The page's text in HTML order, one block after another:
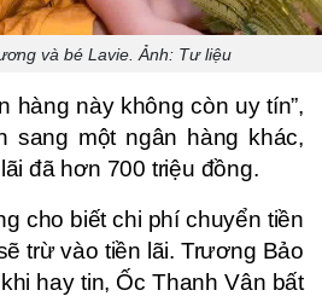
và bé Lavie. Ảnh: Tư liệu
hàng này không còn uy tín”,
sang một ngân hàng khác,
đã hơn 700 triệu đồng.
cho biết chi phí chuyển tiền
trừ vào tiền lãi. Trương Bảo
hay tin, Ốc Thanh Vân bất